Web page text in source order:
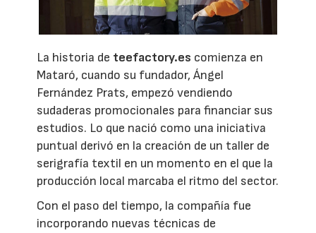
La historia de teefactory.es comienza en
Mataró, cuando su fundador, Ángel
Fernández Prats, empezó vendiendo
sudaderas promocionales para financiar sus
estudios. Lo que nació como una iniciativa
puntual derivó en la creación de un taller de
serigrafía textil en un momento en el que la
producción local marcaba el ritmo del sector.
Con el paso del tiempo, la compañía fue
incorporando nuevas técnicas de